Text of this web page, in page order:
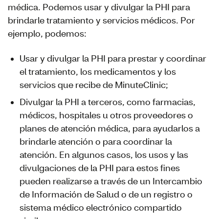
médica. Podemos usar y divulgar la PHI para
brindarle tratamiento y servicios médicos. Por
ejemplo, podemos:
Usar y divulgar la PHI para prestar y coordinar
el tratamiento, los medicamentos y los
servicios que recibe de MinuteClinic;
Divulgar la PHI a terceros, como farmacias,
médicos, hospitales u otros proveedores o
planes de atención médica, para ayudarlos a
brindarle atención o para coordinar la
atención. En algunos casos, los usos y las
divulgaciones de la PHI para estos fines
pueden realizarse a través de un Intercambio
de Información de Salud o de un registro o
sistema médico electrónico compartido